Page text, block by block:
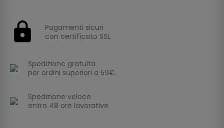
Pagamenti sicuri
con certificato SSL
Spedizione gratuita
per ordini superiori a 59€
Spedizione veloce
entro 48 ore lavorative